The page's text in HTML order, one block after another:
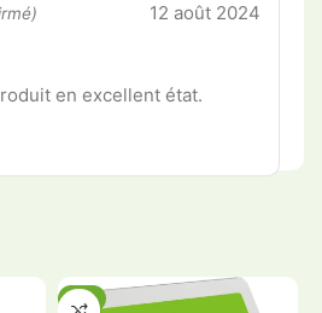
12 août 2024
en excellent état.
-5%